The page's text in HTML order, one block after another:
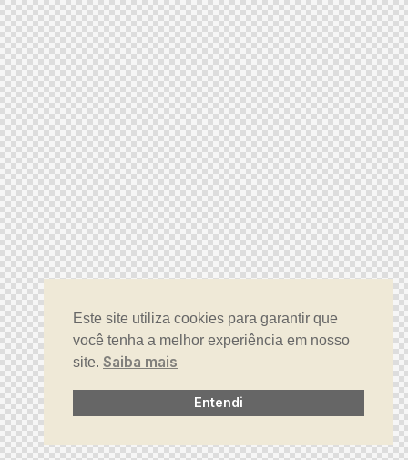
Este site utiliza cookies para garantir que
você tenha a melhor experiência em nosso
site. Saiba mais
Entendi